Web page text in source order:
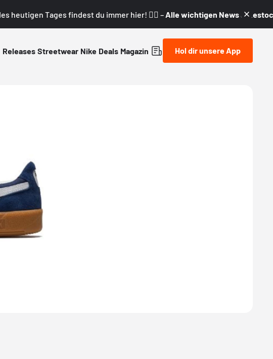
heutigen Tages findest du immer hier! 👇🏼 – Alle wichtigen News &
Releases Streetwear Nike Deals Magazin Hol dir unsere App